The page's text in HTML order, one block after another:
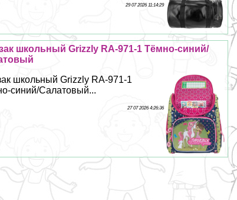
29 07 2026 11:14:29
школьный Grizzly RA-971-1 Тёмно-синий/
школьный Grizzly RA-971-1
синий/Салатовый...
27 07 2026 4:26:36